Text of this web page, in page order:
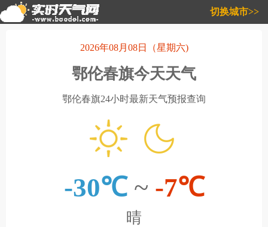
切换城市>>
2026年08月08日（星期六)
鄂伦春旗今天天气
鄂伦春旗24小时最新天气预报查询
-30℃~ -7℃
晴